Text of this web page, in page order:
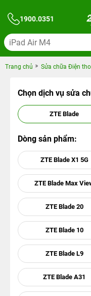
1900.0351
Trang chủ Sửa chữa Điện
Chọn dịch vụ sửa
ZTE Blade
Dòng sản phẩm:
ZTE Blade X1 5G
ZTE Blade Max
ZTE Blade 20
ZTE Blade 10
ZTE Blade L9
ZTE Blade A31